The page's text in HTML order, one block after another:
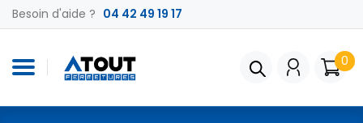
Besoin d'aide ? 04 42 49 19 17
0